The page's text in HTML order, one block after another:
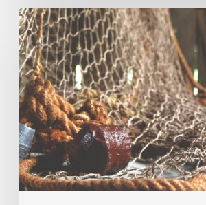
Komentár
k
textom
na
17.
nedeľu
v
období
cez
rok
„A“